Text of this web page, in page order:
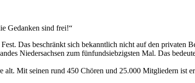
Gedanken sind frei!“
Das beschränkt sich bekanntlich nicht auf den privaten
Niedersachsen zum fünfundsiebzigsten Mal. Das
alt. Mit seinen rund 450 Chören und 25.000 Mitgliedern ist